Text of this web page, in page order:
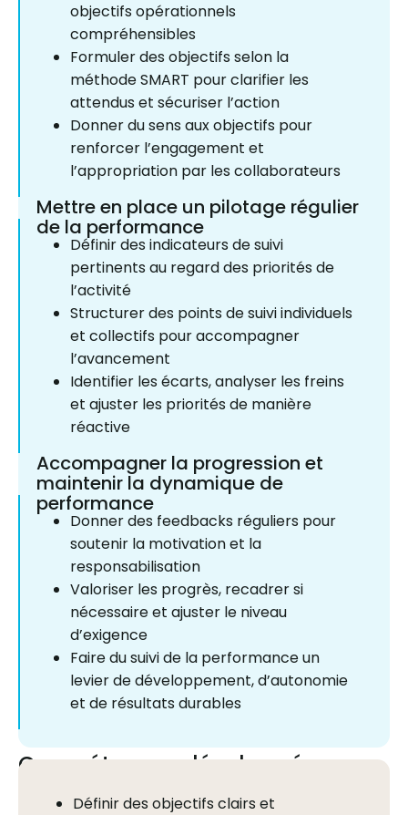
objectifs opérationnels
compréhensibles
Formuler des objectifs selon la
méthode SMART pour clarifier les
attendus et sécuriser l’action
Donner du sens aux objectifs pour
renforcer l’engagement et
l’appropriation par les collaborateurs
Mettre en place un pilotage régulier
de la performance
Définir des indicateurs de suivi
pertinents au regard des priorités de
l’activité
Structurer des points de suivi individuels
et collectifs pour accompagner
l’avancement
Identifier les écarts, analyser les freins
et ajuster les priorités de manière
réactive
Accompagner la progression et
maintenir la dynamique de
performance
Donner des feedbacks réguliers pour
soutenir la motivation et la
responsabilisation
Valoriser les progrès, recadrer si
nécessaire et ajuster le niveau
d’exigence
Faire du suivi de la performance un
levier de développement, d’autonomie
et de résultats durables
Compétences développées
Définir des objectifs clairs et